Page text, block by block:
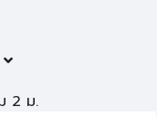
2 ม.